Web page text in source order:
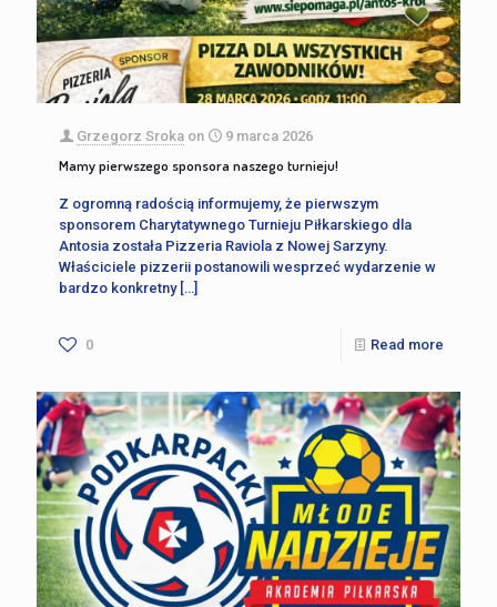
Grzegorz Sroka on 9 marca 2026
Mamy pierwszego sponsora naszego turnieju!
Z ogromną radością informujemy, że pierwszym
sponsorem Charytatywnego Turnieju Piłkarskiego dla
Antosia została Pizzeria Raviola z Nowej Sarzyny.
Właściciele pizzerii postanowili wesprzeć wydarzenie w
bardzo konkretny[…]
0 Read more